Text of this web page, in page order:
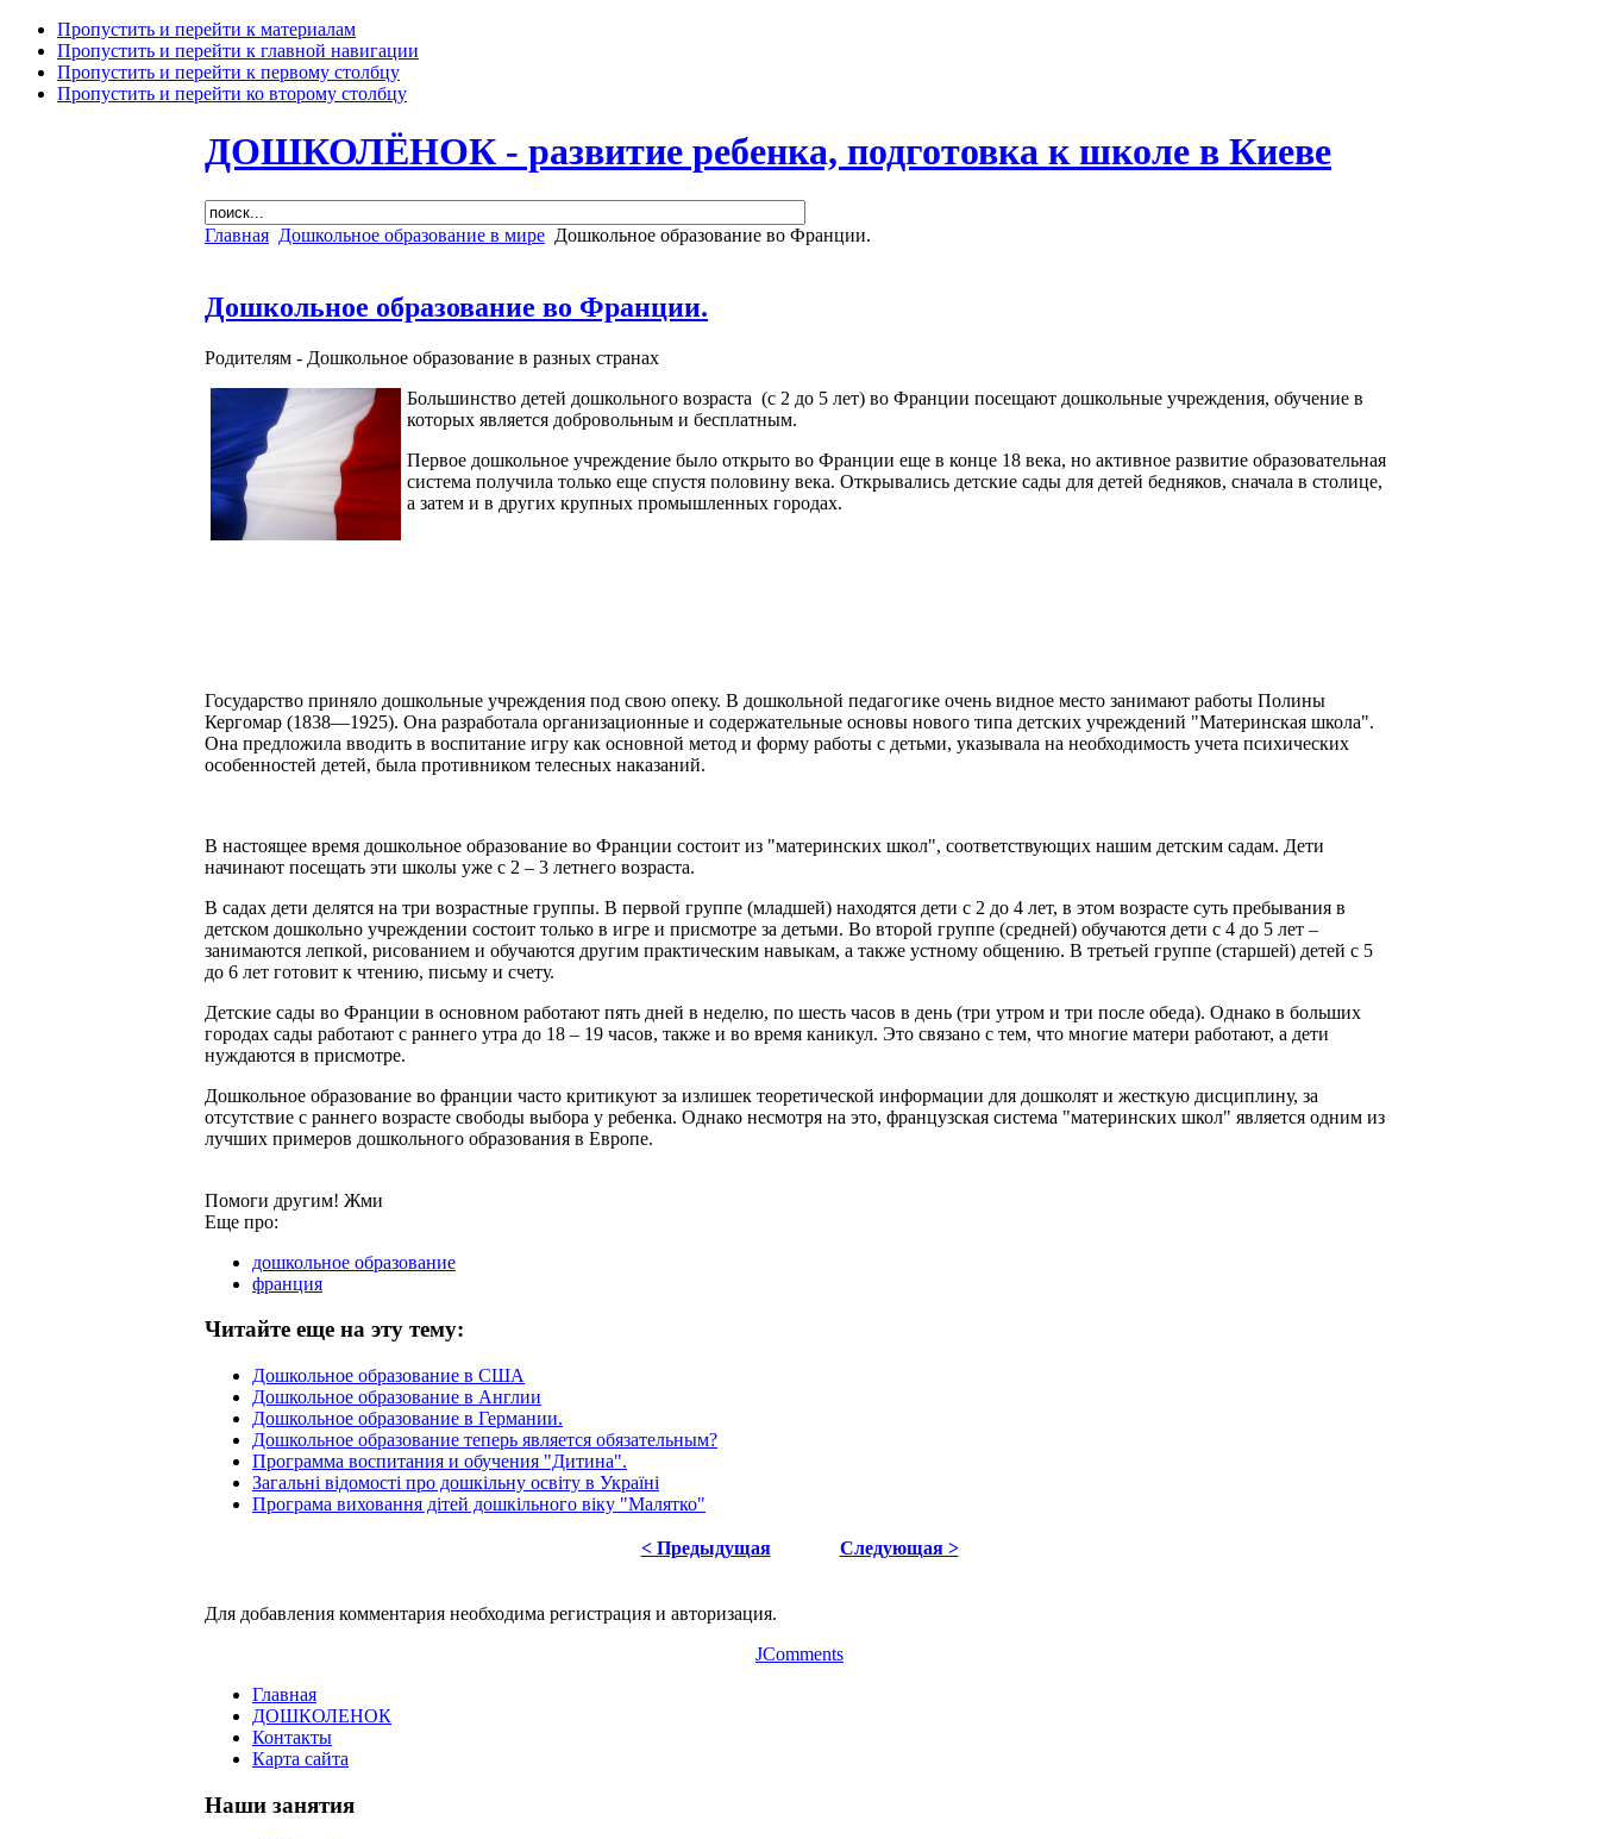
Пропустить и перейти к материалам
Пропустить и перейти к главной навигации
Пропустить и перейти к первому столбцу
Пропустить и перейти ко второму столбцу
ДОШКОЛЁНОК - развитие ребенка, подготовка к школе в Киеве
Главная Дошкольное образование в мире Дошкольное образование во Франции.
Дошкольное образование во Франции.
Родителям - Дошкольное образование в разных странах
Большинство детей дошкольного возраста (с 2 до 5 лет) во Франции посещают дошкольные учреждения, обучение в
которых является добровольным и бесплатным.
Первое дошкольное учреждение было открыто во Франции еще в конце 18 века, но активное развитие образовательная
система получила только еще спустя половину века. Открывались детские сады для детей бедняков, сначала в столице,
а затем и в других крупных промышленных городах.
Государство приняло дошкольные учреждения под свою опеку. В дошкольной педагогике очень видное место занимают работы Полины
Кергомар (1838—1925). Она разработала организационные и содержательные основы нового типа детских учреждений "Материнская школа".
Она предложила вводить в воспитание игру как основной метод и форму работы с детьми, указывала на необходимость учета психических
особенностей детей, была противником телесных наказаний.
В настоящее время дошкольное образование во Франции состоит из "материнских школ", соответствующих нашим детским садам. Дети
начинают посещать эти школы уже с 2 – 3 летнего возраста.
В садах дети делятся на три возрастные группы. В первой группе (младшей) находятся дети с 2 до 4 лет, в этом возрасте суть пребывания в
детском дошкольно учреждении состоит только в игре и присмотре за детьми. Во второй группе (средней) обучаются дети с 4 до 5 лет –
занимаются лепкой, рисованием и обучаются другим практическим навыкам, а также устному общению. В третьей группе (старшей) детей с 5
до 6 лет готовит к чтению, письму и счету.
Детские сады во Франции в основном работают пять дней в неделю, по шесть часов в день (три утром и три после обеда). Однако в больших
городах сады работают с раннего утра до 18 – 19 часов, также и во время каникул. Это связано с тем, что многие матери работают, а дети
нуждаются в присмотре.
Дошкольное образование во франции часто критикуют за излишек теоретической информации для дошколят и жесткую дисциплину, за
отсутствие с раннего возрасте свободы выбора у ребенка. Однако несмотря на это, французская система "материнских школ" является одним из
лучших примеров дошкольного образования в Европе.
Помоги другим! Жми
Еще про:
дошкольное образование
франция
Читайте еще на эту тему:
Дошкольное образование в США
Дошкольное образование в Англии
Дошкольное образование в Германии.
Дошкольное образование теперь является обязательным?
Программа воспитания и обучения "Дитина".
Загальнi вiдомостi про дошкiльну освiту в Українi
Програма виховання дітей дошкільного віку "Малятко"
< Предыдущая Следующая >
Для добавления комментария необходима регистрация и авторизация.
JComments
Главная
ДОШКОЛЕНОК
Контакты
Карта сайта
Наши занятия